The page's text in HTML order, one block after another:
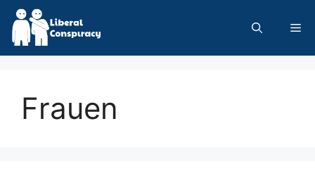
Skip
content
Frauen